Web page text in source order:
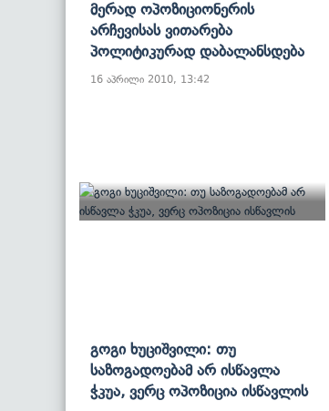
Მერად Ოპოზიციონერის
Არჩევისას Ვითარება
Პოლიტიკურად Დაბალანსდება
16 აპრილი 2010, 13:42
Გოგი Ხუციშვილი: Თუ
Საზოგადოებამ Არ Ისწავლა
Ჭკუა, Ვერც Ოპოზიცია Ისწავლის